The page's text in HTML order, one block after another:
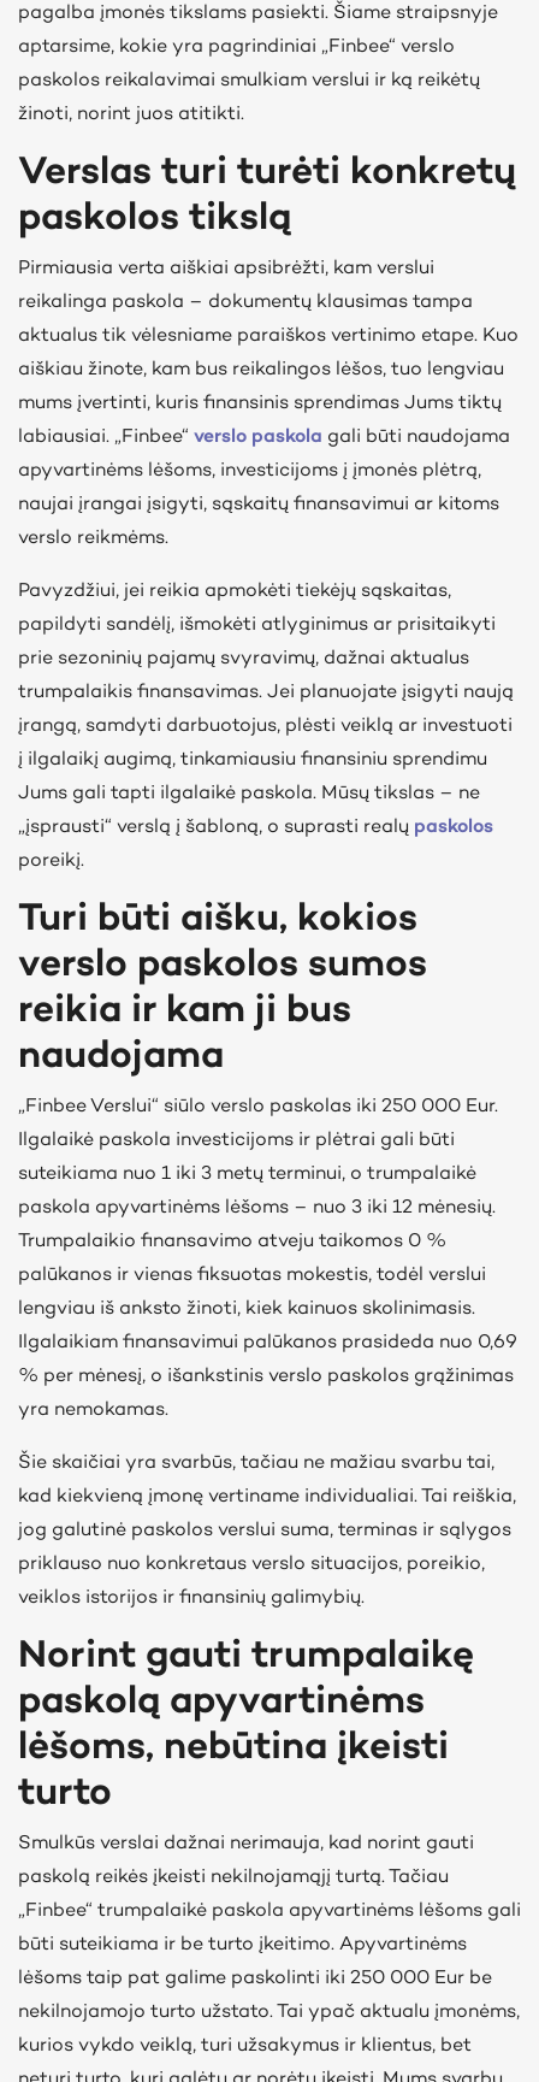
pagalba įmonės tikslams pasiekti. Šiame straipsnyje
aptarsime, kokie yra pagrindiniai „Finbee“ verslo
paskolos reikalavimai smulkiam verslui ir ką reikėtų
žinoti, norint juos atitikti.
Verslas turi turėti konkretų
paskolos tikslą
Pirmiausia verta aiškiai apsibrėžti, kam verslui
reikalinga paskola – dokumentų klausimas tampa
aktualus tik vėlesniame paraiškos vertinimo etape. Kuo
aiškiau žinote, kam bus reikalingos lėšos, tuo lengviau
mums įvertinti, kuris finansinis sprendimas Jums tiktų
labiausiai. „Finbee“ verslo paskola gali būti naudojama
apyvartinėms lėšoms, investicijoms į įmonės plėtrą,
naujai įrangai įsigyti, sąskaitų finansavimui ar kitoms
verslo reikmėms.
Pavyzdžiui, jei reikia apmokėti tiekėjų sąskaitas,
papildyti sandėlį, išmokėti atlyginimus ar prisitaikyti
prie sezoninių pajamų svyravimų, dažnai aktualus
trumpalaikis finansavimas. Jei planuojate įsigyti naują
įrangą, samdyti darbuotojus, plėsti veiklą ar investuoti
į ilgalaikį augimą, tinkamiausiu finansiniu sprendimu
Jums gali tapti ilgalaikė paskola. Mūsų tikslas – ne
„įsprausti“ verslą į šabloną, o suprasti realų paskolos
poreikį.
Turi būti aišku, kokios
verslo paskolos sumos
reikia ir kam ji bus
naudojama
„Finbee Verslui“ siūlo verslo paskolas iki 250 000 Eur.
Ilgalaikė paskola investicijoms ir plėtrai gali būti
suteikiama nuo 1 iki 3 metų terminui, o trumpalaikė
paskola apyvartinėms lėšoms – nuo 3 iki 12 mėnesių.
Trumpalaikio finansavimo atveju taikomos 0 %
palūkanos ir vienas fiksuotas mokestis, todėl verslui
lengviau iš anksto žinoti, kiek kainuos skolinimasis.
Ilgalaikiam finansavimui palūkanos prasideda nuo 0,69
% per mėnesį, o išankstinis verslo paskolos grąžinimas
yra nemokamas.
Šie skaičiai yra svarbūs, tačiau ne mažiau svarbu tai,
kad kiekvieną įmonę vertiname individualiai. Tai reiškia,
jog galutinė paskolos verslui suma, terminas ir sąlygos
priklauso nuo konkretaus verslo situacijos, poreikio,
veiklos istorijos ir finansinių galimybių.
Norint gauti trumpalaikę
paskolą apyvartinėms
lėšoms, nebūtina įkeisti
turto
Smulkūs verslai dažnai nerimauja, kad norint gauti
paskolą reikės įkeisti nekilnojamąjį turtą. Tačiau
„Finbee“ trumpalaikė paskola apyvartinėms lėšoms gali
būti suteikiama ir be turto įkeitimo. Apyvartinėms
lėšoms taip pat galime paskolinti iki 250 000 Eur be
nekilnojamojo turto užstato. Tai ypač aktualu įmonėms,
kurios vykdo veiklą, turi užsakymus ir klientus, bet